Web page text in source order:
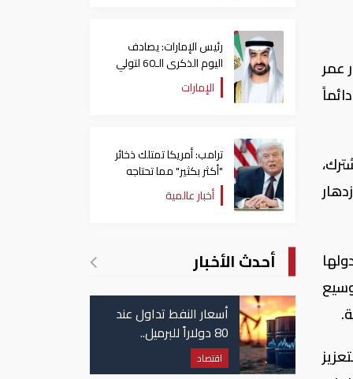
عمر
رئيس الإمارات: يصادف
اليوم الذكرى الـ60 لتولي
الشيخ زايد حكم أبوظبي
الإمارات
ترامب: أمريكا تمتلك ذخائر
"أكثر بكثير" مما تحتاجه
أخبار عالمية
أحدث الأخبار
أسعار النفط تداول عند
80 دولاراً للبرميل..
وتراجع الأسهم
الأمريكية
اقتصاد